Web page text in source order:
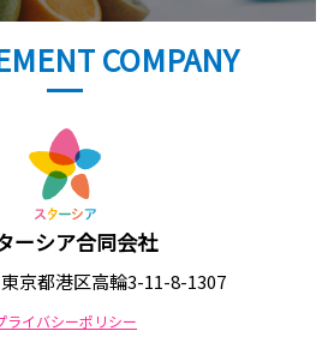
COMPANY
ーシア合同会社
京都港区高輪3-11-8-1307
ライバシーポリシー